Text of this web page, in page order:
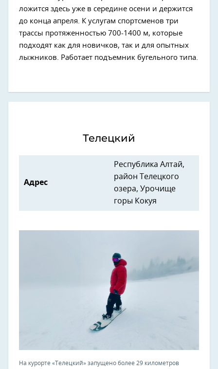
ложится здесь уже в середине осени и держится
до конца апреля. К услугам спортсменов три
трассы протяженностью 700-1400 м, которые
подходят как для новичков, так и для опытных
лыжников. Работает подъемник бугельного типа.
Телецкий
Адрес
Республика Алтай,
район Телецкого
озера, Урочище
горы Кокуя
На курорте «Телецкий» запущено более 29 километров